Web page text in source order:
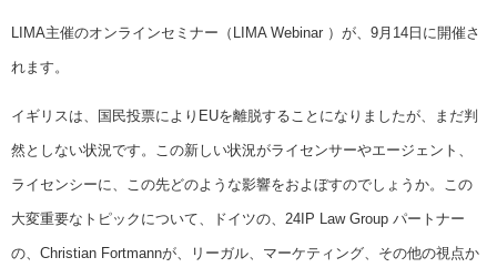
LIMA主催のオンラインセミナー（LIMA Webinar ）が、9月14日に開催さ
れます。
イギリスは、国民投票によりEUを離脱することになりましたが、まだ判
然としない状況です。この新しい状況がライセンサーやエージェント、
ライセンシーに、この先どのような影響をおよぼすのでしょうか。この
大変重要なトピックについて、ドイツの、24IP Law Group パートナー
の、Christian Fortmannが、リーガル、マーケティング、その他の視点か